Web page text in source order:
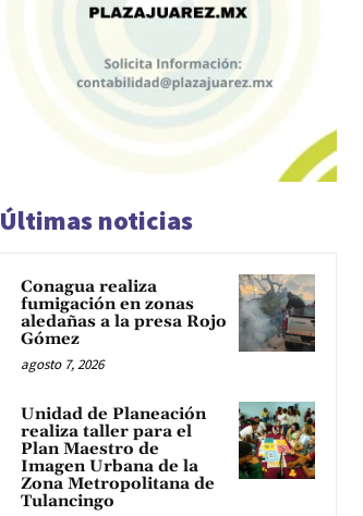
Últimas noticias
Conagua realiza
fumigación en zonas
aledañas a la presa Rojo
Gómez
agosto 7, 2026
Unidad de Planeación
realiza taller para el
Plan Maestro de
Imagen Urbana de la
Zona Metropolitana de
Tulancingo